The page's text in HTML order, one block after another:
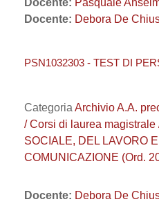
Docente: Pasquale
Docente: Debora De
PSN1032303 - TEST DI
Categoria Archivio A.A.
/ Corsi di laurea
SOCIALE, DEL LAVORO
COMUNICAZIONE (Ord.
Docente: Debora De